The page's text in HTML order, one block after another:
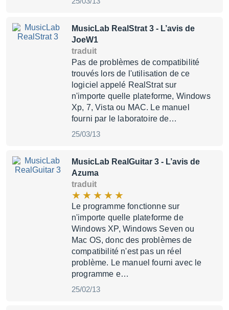
MusicLab RealStrat 3 - L’avis de
JoeW1
traduit
Pas de problèmes de compatibilité
trouvés lors de l'utilisation de ce
logiciel appelé RealStrat sur
n'importe quelle plateforme, Windows
Xp, 7, Vista ou MAC. Le manuel
fourni par le laboratoire de…
25/03/13
MusicLab RealGuitar 3 - L’avis de
Azuma
traduit
Le programme fonctionne sur
n'importe quelle plateforme de
Windows XP, Windows Seven ou
Mac OS, donc des problèmes de
compatibilité n'est pas un réel
problème. Le manuel fourni avec le
programme e…
25/02/13